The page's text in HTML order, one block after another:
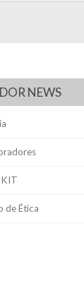
NEWS
KIT
de Ética